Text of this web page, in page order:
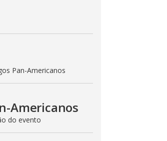
Pan-Americanos
Americanos
do evento